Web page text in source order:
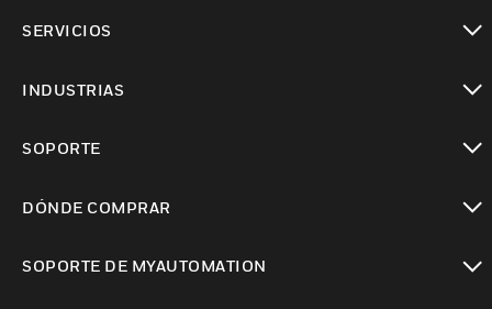
SERVICIOS
INDUSTRIAS
SOPORTE
DÓNDE COMPRAR
SOPORTE DE MYAUTOMATION